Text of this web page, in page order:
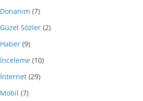
Donanım (7)
Güzel Sözler (2)
Haber (9)
İnceleme (10)
İnternet (29)
Mobil (7)